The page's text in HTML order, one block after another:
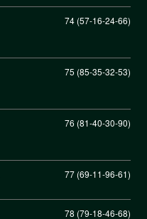
74 (57-16-24-66)
75 (85-35-32-53)
76 (81-40-30-90)
77 (69-11-96-61)
78 (79-18-46-68)